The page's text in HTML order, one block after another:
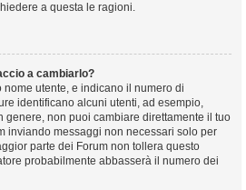
a questa le ragioni.
a cambiarlo?
nome utente, e indicano il numero di
identificano alcuni utenti, ad esempio,
genere, non puoi cambiare direttamente il tuo
inviando messaggi non necessari solo per
parte dei Forum non tollera questo
probabilmente abbasserà il numero dei